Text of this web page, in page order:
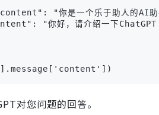
"你是一个乐于助人的AI助
"你好，请介绍一下ChatGPT
对您问题的回答。